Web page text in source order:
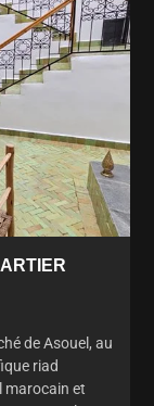
de Asouel, au
riad
marocain et